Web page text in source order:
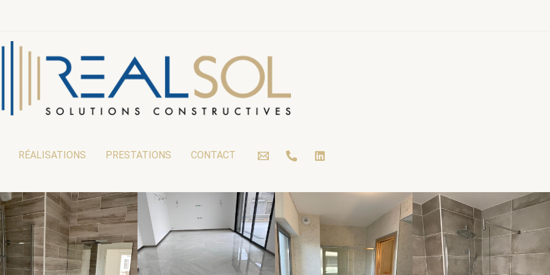
RÉALISATIONS PRESTATIONS CONTACT